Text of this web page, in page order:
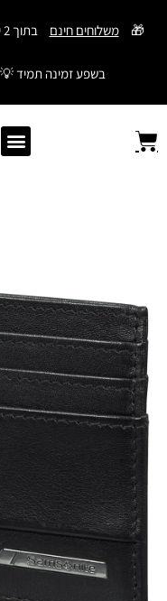
דילוג
🎁 משלוחים חינם בתוך 2 ימי עבודה! 📍
בשפע זמינה תמיד 💡